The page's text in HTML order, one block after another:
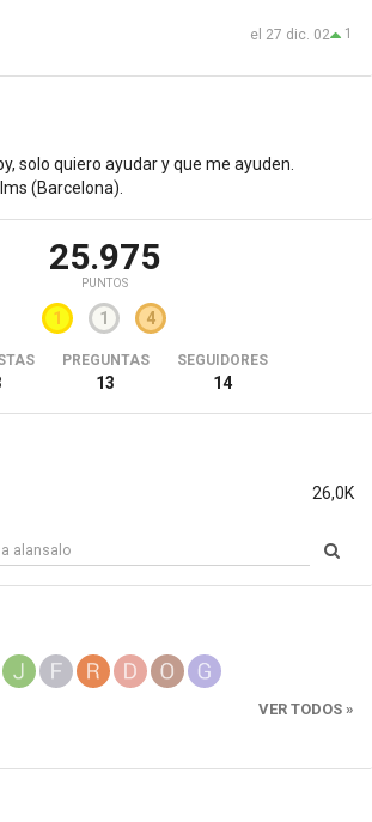
1
el 27 dic. 02
solo quiero ayudar y que me ayuden.
(Barcelona).
25.975
PUNTOS
1 1 4
PREGUNTAS
13
SEGUIDORES
14
26,0K
VER TODOS »